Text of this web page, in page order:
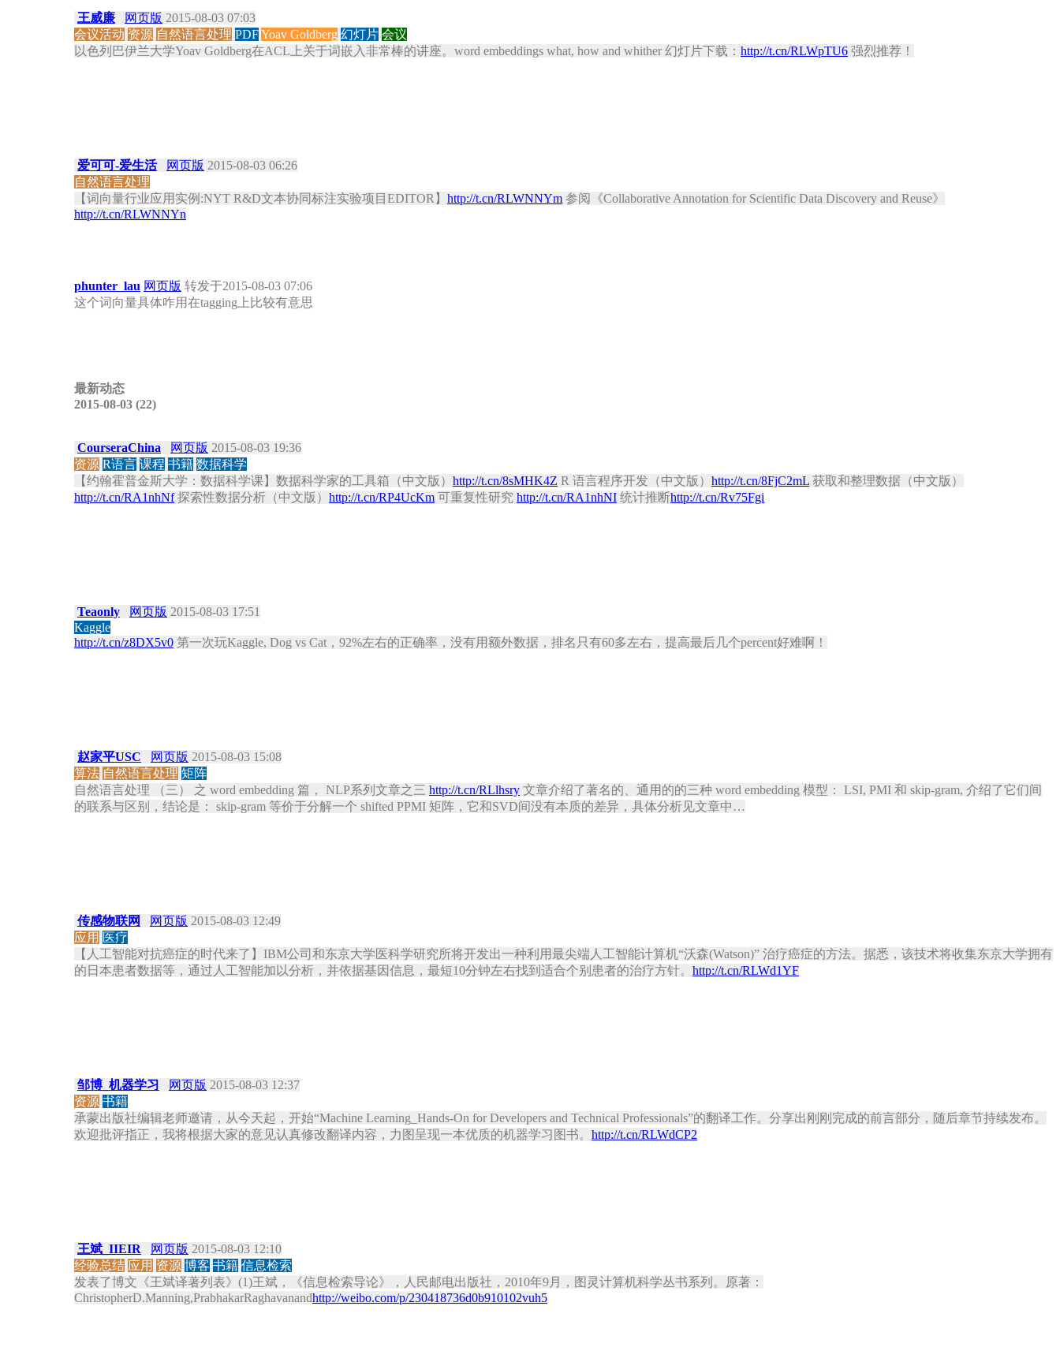
王威廉 网页版 2015-08-03 07:03
会议活动 资源 自然语言处理 PDFYoav Goldberg 幻灯片 会议
以色列巴伊兰大学Yoav Goldberg在ACL上关于词嵌入非常棒的讲座。word embeddings what, how and whither 幻灯片下载： http://t.cn/RLWpTU6 强烈推荐！
爱可可-爱生活 网页版 2015-08-03 06:26
自然语言处理
【词向量行业应用实例:NYT R&D文本协同标注实验项目EDITOR】 http://t.cn/RLWNNYm 参阅《Collaborative Annotation for Scientific Data Discovery and Reuse》
http://t.cn/RLWNNYn
phunter_lau 网页版 转发于2015-08-03 07:06
这个词向量具体咋用在tagging上比较有意思
最新动态
2015-08-03 (22)
CourseraChina 网页版 2015-08-03 19:36
资源 R语言 课程 书籍 数据科学
【约翰霍普金斯大学：数据科学课】数据科学家的工具箱（中文版） http://t.cn/8sMHK4Z R 语言程序开发（中文版） http://t.cn/8FjC2mL 获取和整理数据（中文版）
http://t.cn/RA1nhNf探索性数据分析（中文版） http://t.cn/RP4UcKm 可重复性研究 http://t.cn/RA1nhNI 统计推断http://t.cn/Rv75Fgi
Teaonly 网页版 2015-08-03 17:51
Kaggle
http://t.cn/z8DX5v0 第一次玩Kaggle, Dog vs Cat，92%左右的正确率，没有用额外数据，排名只有60多左右，提高最后几个percent好难啊！
赵家平USC 网页版 2015-08-03 15:08
算法 自然语言处理 矩阵
自然语言处理 （三） 之 word embedding 篇， NLP系列文章之三 http://t.cn/RLlhsry 文章介绍了著名的、通用的的三种 word embedding 模型： LSI, PMI 和 skip-gram, 介绍了它们间
的联系与区别，结论是： skip-gram 等价于分解一个 shifted PPMI 矩阵，它和SVD间没有本质的差异，具体分析见文章中…
传感物联网 网页版 2015-08-03 12:49
应用 医疗
【人工智能对抗癌症的时代来了】IBM公司和东京大学医科学研究所将开发出一种利用最尖端人工智能计算机“沃森(Watson)” 治疗癌症的方法。据悉，该技术将收集东京大学拥有
的日本患者数据等，通过人工智能加以分析，并依据基因信息，最短10分钟左右找到适合个别患者的治疗方针。 http://t.cn/RLWd1YF
邹博_机器学习 网页版 2015-08-03 12:37
资源 书籍
承蒙出版社编辑老师邀请，从今天起，开始“Machine Learning_Hands-On for Developers and Technical Professionals”的翻译工作。分享出刚刚完成的前言部分，随后章节持续发布。
欢迎批评指正，我将根据大家的意见认真修改翻译内容，力图呈现一本优质的机器学习图书。 http://t.cn/RLWdCP2
王斌_IIEIR 网页版 2015-08-03 12:10
经验总结 应用 资源 博客 书籍 信息检索
发表了博文《王斌译著列表》(1)王斌，《信息检索导论》，人民邮电出版社，2010年9月，图灵计算机科学丛书系列。原著：
ChristopherD.Manning,PrabhakarRaghavanandhttp://weibo.com/p/230418736d0b910102vuh5